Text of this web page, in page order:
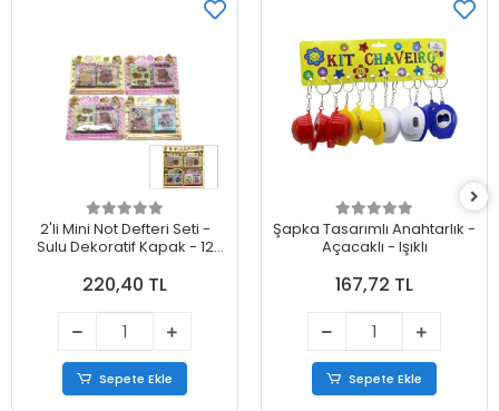
2'li Mini Not Defteri Seti -
Sulu Dekoratif Kapak - 12
220,40 TL
Sepete Ekle
Şapka Tasarımlı Anahtarlık -
Açacaklı - Işıklı
167,72 TL
Sepete Ekle